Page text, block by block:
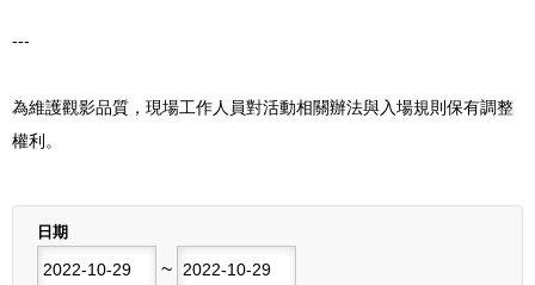
---
為維護觀影品質，現場工作人員對活動相關辦法與入場規則保有調整
權利。
日期
~